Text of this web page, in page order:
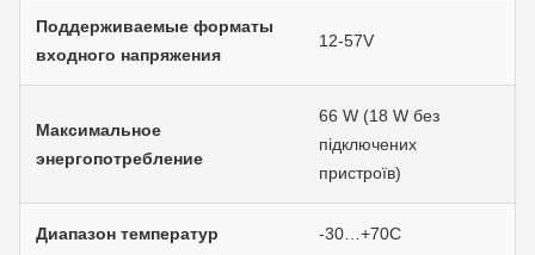
Поддерживаемые форматы
входного напряжения
12-57V
Максимальное
энергопотребление
66 W (18 W без
підключених
пристроїв)
Диапазон температур -30…+70С